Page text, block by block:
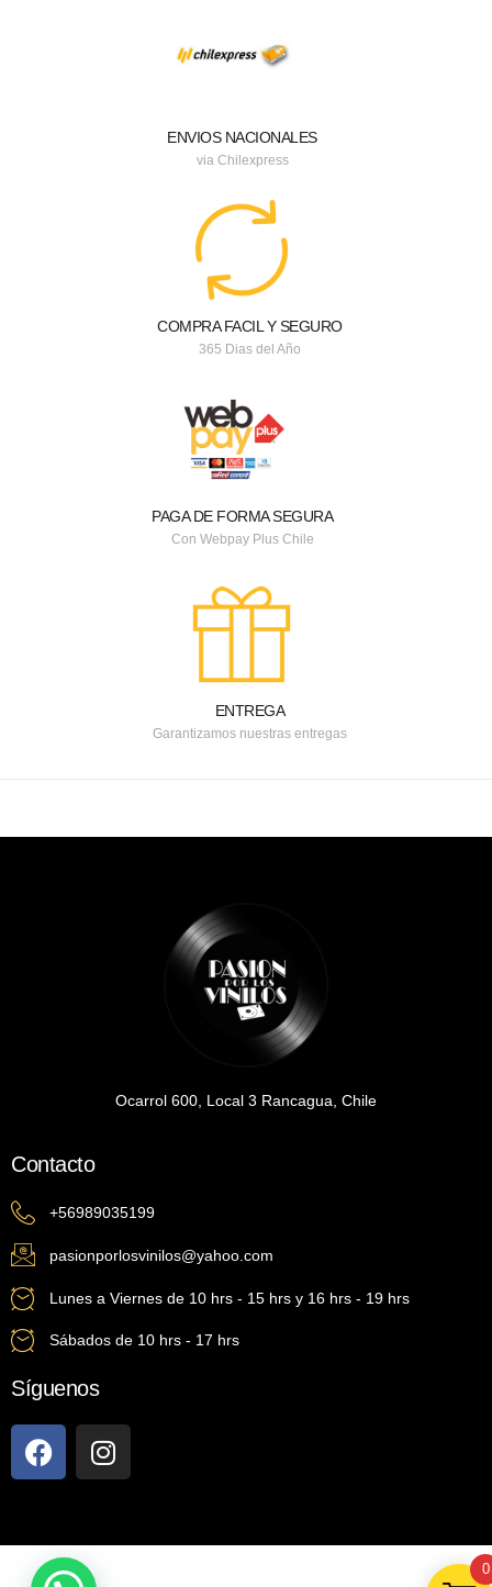
ENVIOS NACIONALES
via Chilexpress
COMPRA FACIL Y SEGURO
365 Dias del Año
PAGA DE FORMA SEGURA
Con Webpay Plus Chile
ENTREGA
Garantizamos nuestras entregas
Ocarrol 600, Local 3 Rancagua, Chile
Contacto
+56989035199
pasionporlosvinilos@yahoo.com
Lunes a Viernes de 10 hrs - 15 hrs y 16 hrs - 19 hrs
Sábados de 10 hrs - 17 hrs
Síguenos
0